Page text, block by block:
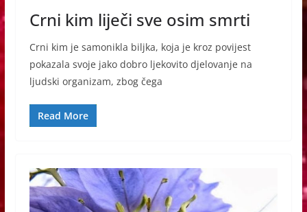
Crni kim liječi sve osim smrti
Crni kim je samonikla biljka, koja je kroz povijest
pokazala svoje jako dobro ljekovito djelovanje na
ljudski organizam, zbog čega
Read More